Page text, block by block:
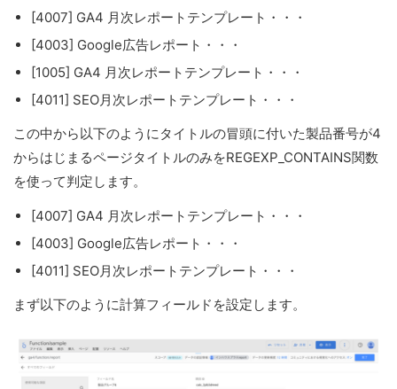
[4007] GA4 月次レポートテンプレート・・・
[4003] Google広告レポート・・・
[1005] GA4 月次レポートテンプレート・・・
[4011] SEO月次レポートテンプレート・・・
この中から以下のようにタイトルの冒頭に付いた製品番号が4
からはじまるページタイトルのみをREGEXP_CONTAINS関数
を使って判定します。
[4007] GA4 月次レポートテンプレート・・・
[4003] Google広告レポート・・・
[4011] SEO月次レポートテンプレート・・・
まず以下のように計算フィールドを設定します。